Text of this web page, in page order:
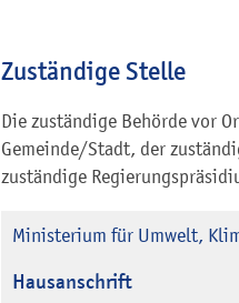
Zuständige Stelle
Die zuständige Behörde vor
Gemeinde/Stadt, der
zuständige
Ministerium für Umwelt,
Hausanschrift